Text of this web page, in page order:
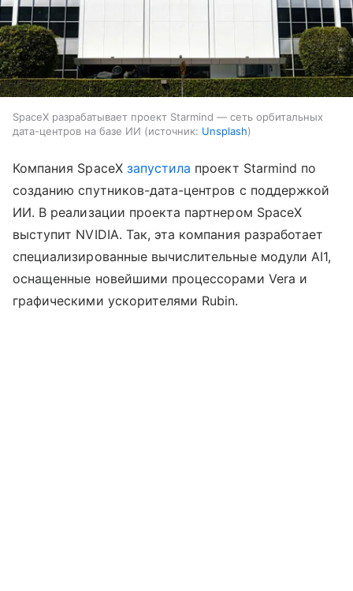
SpaceX разрабатывает проект Starmind — сеть орбитальных
дата-центров на базе ИИ
источник: Unsplash
Компания SpaceX запустила проект Starmind по
созданию спутников-дата-центров с поддержкой
ИИ. В реализации проекта партнером SpaceX
выступит NVIDIA. Так, эта компания разработает
специализированные вычислительные модули AI1,
оснащенные новейшими процессорами Vera и
графическими ускорителями Rubin.